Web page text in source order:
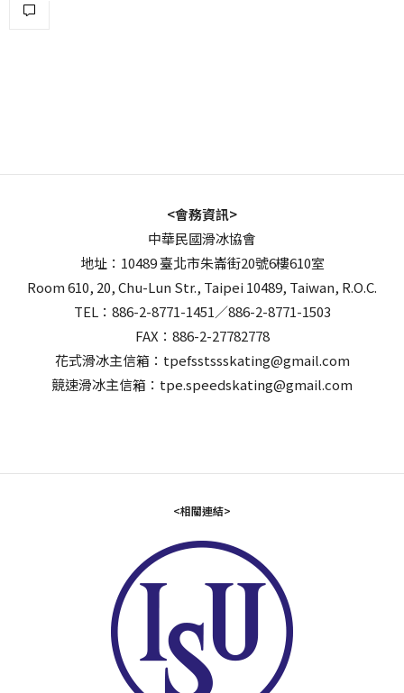
<會務資訊>
中華民國滑冰協會
地址：10489 臺北市朱崙街20號6樓610室
Room 610, 20, Chu-Lun Str., Taipei 10489, Taiwan, R.O.C.
TEL：886-2-8771-1451／886-2-8771-1503
FAX：886-2-27782778
花式滑冰主信箱：tpefsstssskating@gmail.com
競速滑冰主信箱：tpe.speedskating@gmail.com
<相關連結>